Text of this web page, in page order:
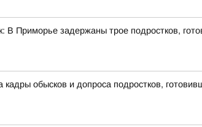
В Приморье задержаны трое подростков,
обысков и допроса подростков,